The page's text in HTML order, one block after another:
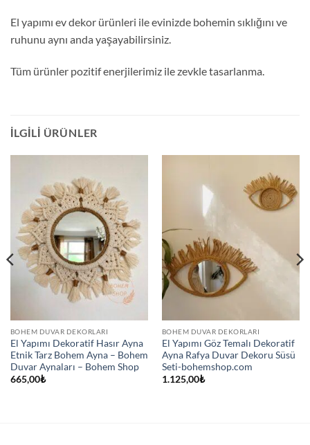
El yapımı ev dekor ürünleri ile evinizde bohemin sıklığını ve
ruhunu aynı anda yaşayabilirsiniz.
Tüm ürünler pozitif enerjilerimiz ile zevkle tasarlanma.
İLGILI ÜRÜNLER
BOHEM DUVAR DEKORLARI
El Yapımı Dekoratif Hasır Ayna
Etnik Tarz Bohem Ayna – Bohem
Duvar Aynaları – Bohem Shop
665,00₺
BOHEM DUVAR DEKORLARI
El Yapımı Göz Temalı Dekoratif
Ayna Rafya Duvar Dekoru Süsü
Seti-bohemshop.com
1.125,00₺